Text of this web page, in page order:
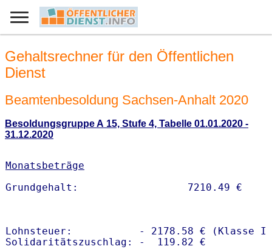
Gehaltsrechner für den Öffentlichen
Dienst
Beamtenbesoldung Sachsen-Anhalt 2020
Besoldungsgruppe A 15, Stufe 4, Tabelle 01.01.2020 -
31.12.2020
Monatsbeträge
Lohnsteuer:           - 2178.58 € (Klasse I)
Solidaritätszuschlag: -  119.82 €